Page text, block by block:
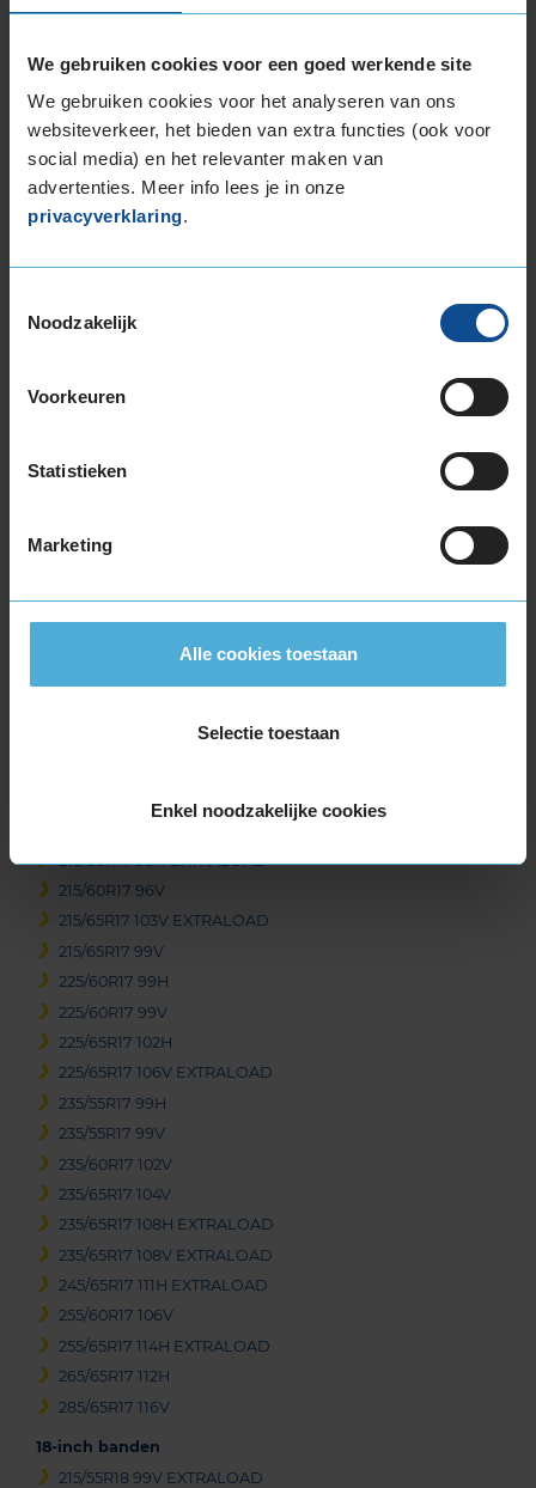
We gebruiken cookies voor een goed werkende site
We gebruiken cookies voor het analyseren van ons
websiteverkeer, het bieden van extra functies (ook voor
social media) en het relevanter maken van
advertenties. Meer info lees je in onze
privacyverklaring.
Noodzakelijk
Voorkeuren
Statistieken
Marketing
Alle cookies toestaan
Selectie toestaan
Enkel noodzakelijke cookies
Ventiel of TPMS service
Stikstof
Bandengarantieplan
Item
of
215/65R16 98H
215/70R16 100H
215/60R17 100H EXTRALOAD
215/60R17 96H EXTRALOAD
215/60R17 96V
215/65R17 103V EXTRALOAD
215/65R17 99V
225/60R17 99H
225/60R17 99V
225/65R17 102H
225/65R17 106V EXTRALOAD
235/55R17 99H
235/55R17 99V
235/60R17 102V
235/65R17 104V
235/65R17 108H EXTRALOAD
235/65R17 108V EXTRALOAD
245/65R17 111H EXTRALOAD
255/60R17 106V
255/65R17 114H EXTRALOAD
265/65R17 112H
285/65R17 116V
18-inch banden
215/55R18 99V EXTRALOAD